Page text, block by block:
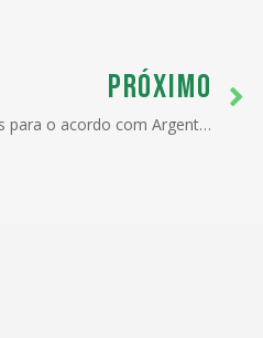
PRÓXIMO
Faltam 5 pontos para o acordo com Argentina